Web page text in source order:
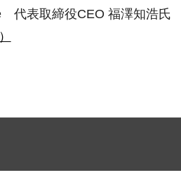
代表取締役CEO 福澤知浩氏